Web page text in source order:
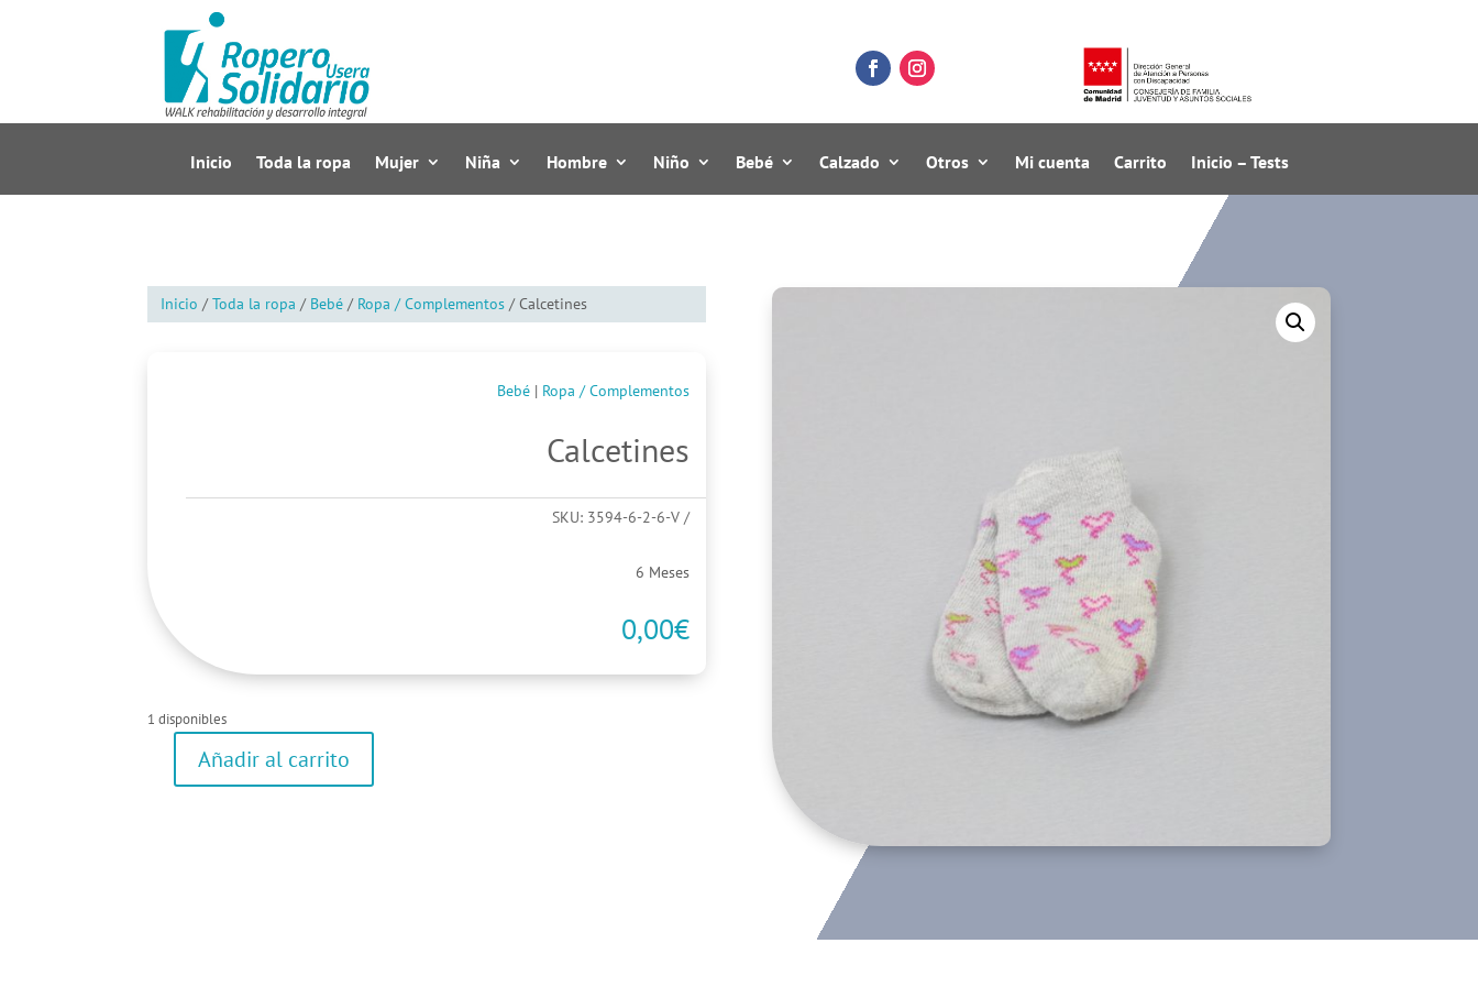
Inicio Toda la ropa Mujer Niña Hombre Niño Bebé Calzado Otros Mi cuenta Carrito Inicio – Tests
Inicio /Toda la ropa / Bebé / Ropa / Complementos / Calcetines
Bebé | Ropa / Complementos
Calcetines
SKU: 3594-6-2-6-V
6 Meses
0,00€
1 disponibles
CalcetinesAñadir al carrito